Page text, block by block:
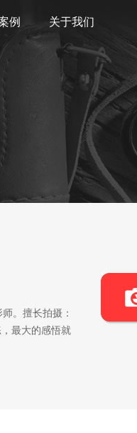
例 关于我们
。擅长拍摄：
最大的感悟就